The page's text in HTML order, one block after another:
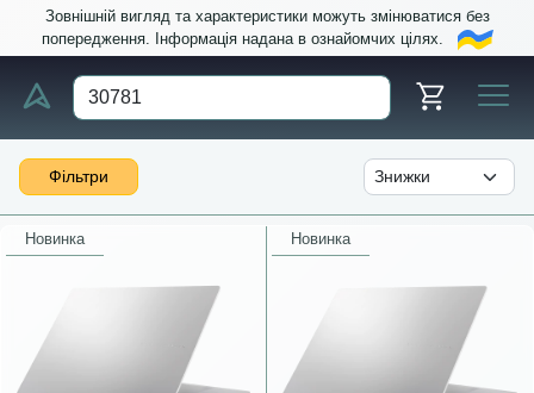
Зовнішній вигляд та характеристики можуть змінюватися без
попередження. Інформація надана в ознайомчих цілях.
Фільтри
Новинка Новинка